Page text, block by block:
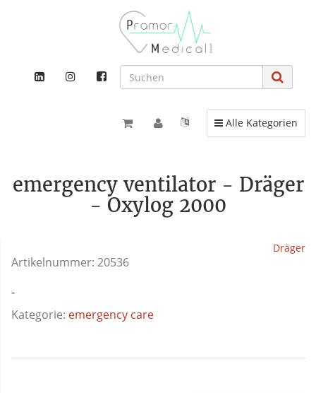
Toggle navigation
Alle Kategorien
emergency ventilator - Dräger
- Oxylog 2000
Dräger
Artikelnummer: 20536
-
Kategorie: emergency care